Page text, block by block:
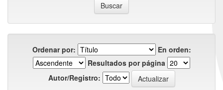
Ordenar por:
En orden:
Resultados por página
Autor/Registro: